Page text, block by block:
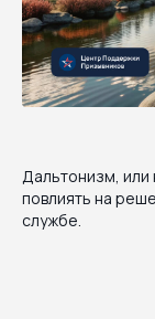
Дальтонизм, или
повлиять на
службе.